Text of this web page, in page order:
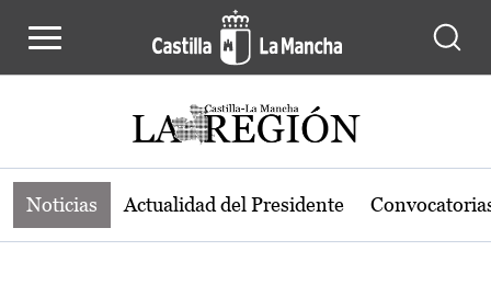
Noticias de la región de Castilla-La
Noticias Actualidad del Presidente